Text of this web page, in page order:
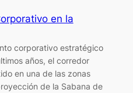
en la
corporativo estratégico
años, el corredor
en una de las zonas
de la Sabana de